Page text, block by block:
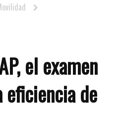
el examen
eficiencia de